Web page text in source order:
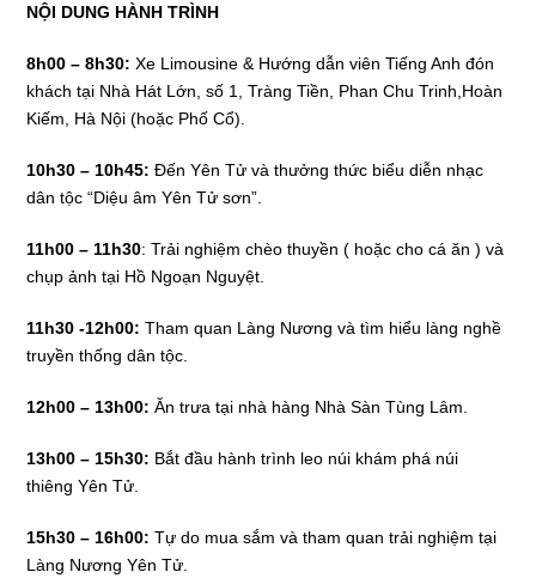
NỘI DUNG HÀNH TRÌNH
8h00 – 8h30: Xe Limousine & Hướng dẫn viên Tiếng Anh đón
khách tại Nhà Hát Lớn, số 1, Tràng Tiền, Phan Chu Trinh,Hoàn
Kiếm, Hà Nội (hoặc Phố Cổ).
10h30 – 10h45: Đến Yên Tử và thưởng thức biểu diễn nhạc
dân tộc “Diệu âm Yên Tử sơn”.
11h00 – 11h30: Trải nghiệm chèo thuyền ( hoặc cho cá ăn ) và
chụp ảnh tại Hồ Ngoạn Nguyệt.
11h30 -12h00: Tham quan Làng Nương và tìm hiểu làng nghề
truyền thống dân tộc.
12h00 – 13h00: Ăn trưa tại nhà hàng Nhà Sàn Tùng Lâm.
13h00 – 15h30: Bắt đầu hành trình leo núi khám phá núi
thiêng Yên Tử.
15h30 – 16h00: Tự do mua sắm và tham quan trải nghiệm tại
Làng Nương Yên Tử.